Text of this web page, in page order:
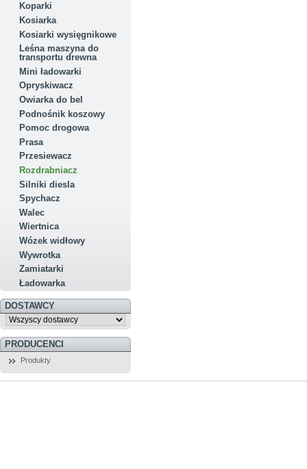
Koparki
Kosiarka
Kosiarki wysięgnikowe
Leśna maszyna do
transportu drewna
Mini ładowarki
Opryskiwacz
Owiarka do bel
Podnośnik koszowy
Pomoc drogowa
Prasa
Przesiewacz
Rozdrabniacz
Silniki diesla
Spychacz
Walec
Wiertnica
Wózek widłowy
Wywrotka
Zamiatarki
Ładowarka
DOSTAWCY
PRODUCENCI
Produkty